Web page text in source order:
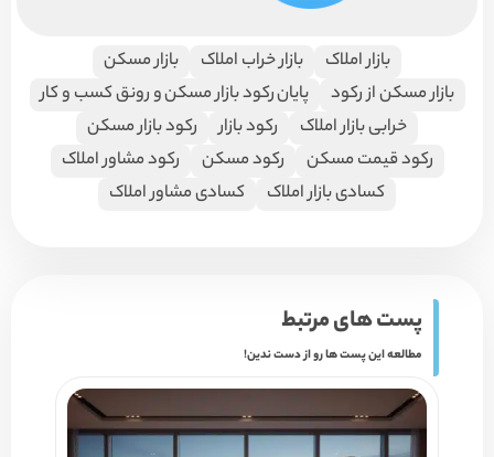
بازار املاک بازار خراب املاک
بازار مسکن
بازار مسکن از رکود
پایان رکود بازار مسکن و رونق کسب و کار
خرابی بازار املاک
رکود بازار
رکود بازار مسکن
رکود قیمت مسکن
رکود مسکن
رکود مشاور املاک
كسادی بازار املاک
کسادی مشاور املاک
پست های مرتبط
مطالعه این پست ها رو از دست ندین!